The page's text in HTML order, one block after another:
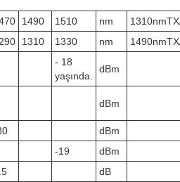
1490 1510 nm
1310 1330 nm
- 18
yaşında.
dBm
dBm
dBm
-19
dBm
dB